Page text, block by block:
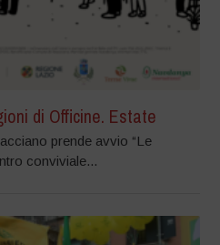
di Officine. Estate
prende avvio “Le
conviviale...